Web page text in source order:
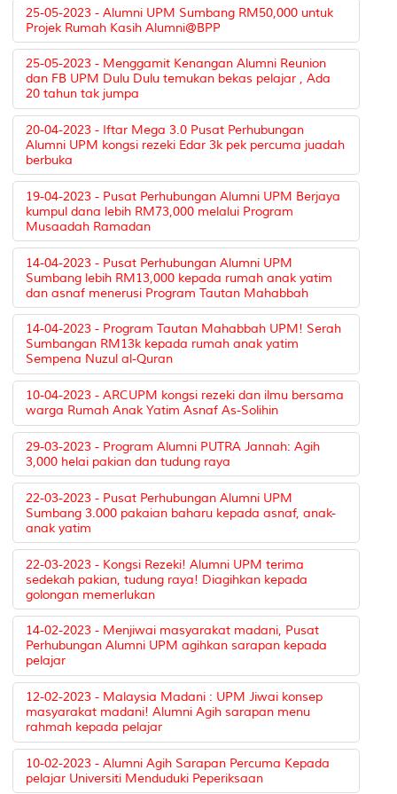
25-05-2023 - Alumni UPM Sumbang RM50,000 untuk
Projek Rumah Kasih Alumni@BPP
25-05-2023 - Menggamit Kenangan Alumni Reunion
dan FB UPM Dulu Dulu temukan bekas pelajar , Ada
20 tahun tak jumpa
20-04-2023 - Iftar Mega 3.0 Pusat Perhubungan
Alumni UPM kongsi rezeki Edar 3k pek percuma juadah
berbuka
19-04-2023 - Pusat Perhubungan Alumni UPM Berjaya
kumpul dana lebih RM73,000 melalui Program
Musaadah Ramadan
14-04-2023 - Pusat Perhubungan Alumni UPM
Sumbang lebih RM13,000 kepada rumah anak yatim
dan asnaf menerusi Program Tautan Mahabbah
14-04-2023 - Program Tautan Mahabbah UPM! Serah
Sumbangan RM13k kepada rumah anak yatim
Sempena Nuzul al-Quran
10-04-2023 - ARCUPM kongsi rezeki dan ilmu bersama
warga Rumah Anak Yatim Asnaf As-Solihin
29-03-2023 - Program Alumni PUTRA Jannah: Agih
3,000 helai pakian dan tudung raya
22-03-2023 - Pusat Perhubungan Alumni UPM
Sumbang 3.000 pakaian baharu kepada asnaf, anak-
anak yatim
22-03-2023 - Kongsi Rezeki! Alumni UPM terima
sedekah pakian, tudung raya! Diagihkan kepada
golongan memerlukan
14-02-2023 - Menjiwai masyarakat madani, Pusat
Perhubungan Alumni UPM agihkan sarapan kepada
pelajar
12-02-2023 - Malaysia Madani : UPM Jiwai konsep
masyarakat madani! Alumni Agih sarapan menu
rahmah kepada pelajar
10-02-2023 - Alumni Agih Sarapan Percuma Kepada
pelajar Universiti Menduduki Peperiksaan